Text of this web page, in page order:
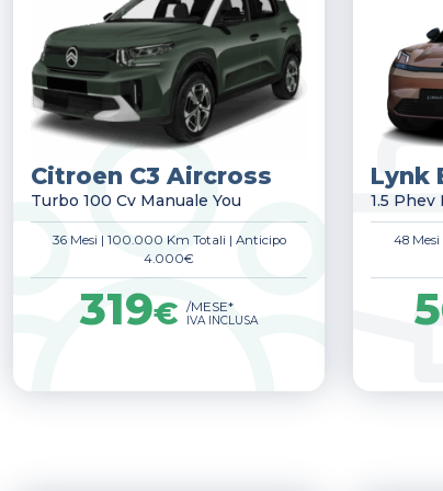
Citroen C3 Aircross
Turbo 100 Cv Manuale You
36 Mesi | 100.000 Km Totali | Anticipo
4.000€
319€ /MESE*
IVA INCLUSA
Lynk
1.5 Phev
48 Mesi